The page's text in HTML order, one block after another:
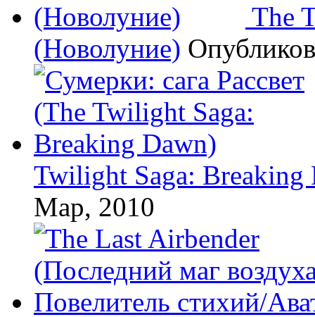
The
(Новолуние)
Twilight Saga: Breaking
Мар, 2010